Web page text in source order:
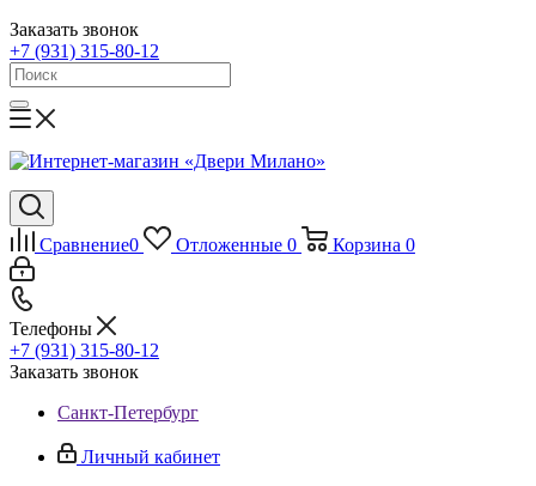
Заказать звонок
+7 (931) 315-80-12
Сравнение0 Отложенные 0 Корзина 0
Телефоны
+7 (931) 315-80-12
Заказать звонок
Санкт-Петербург
Личный кабинет